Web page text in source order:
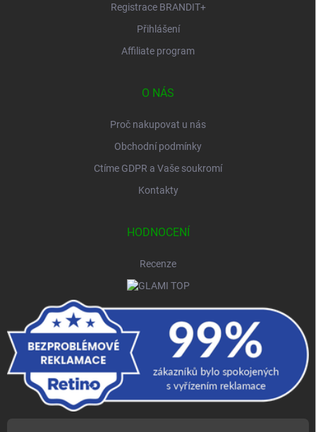
Registrace BRANDIT+
Přihlášení
Affiliate program
O NÁS
Proč nakupovat u nás
Obchodní podmínky
Ctíme GDPR a Vaše soukromí
Kontakty
HODNOCENÍ
Recenze